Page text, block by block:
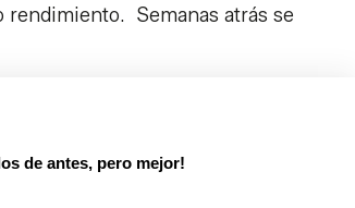
rendimiento. Semanas atrás se
de antes, pero mejor!